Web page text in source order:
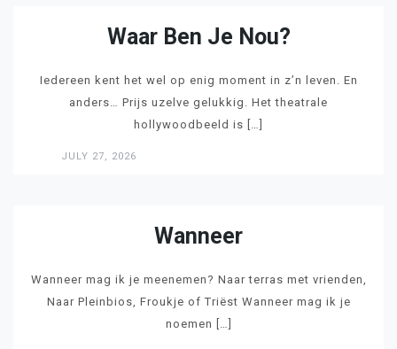
Waar Ben Je Nou?
Iedereen kent het wel op enig moment in z’n leven. En
anders… Prijs uzelve gelukkig. Het theatrale
hollywoodbeeld is […]
JULY 27, 2026
Wanneer
Wanneer mag ik je meenemen? Naar terras met vrienden,
Naar Pleinbios, Froukje of Triëst Wanneer mag ik je
noemen […]